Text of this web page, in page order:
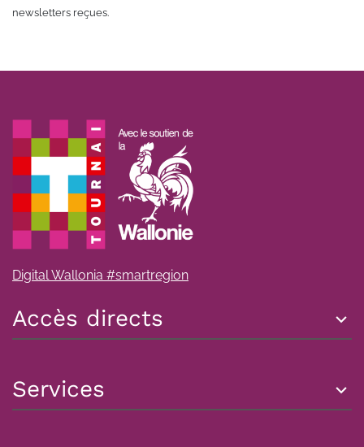
newsletters reçues.
Digital Wallonia #smartregion
Accès directs
Services